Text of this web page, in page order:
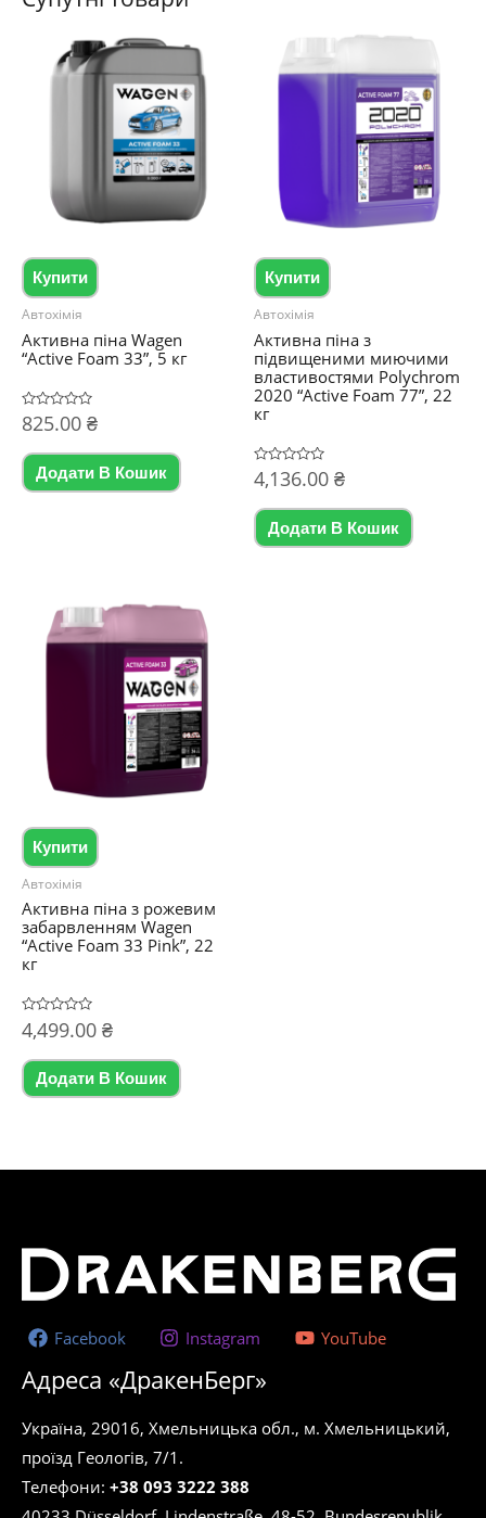
Купити
Автохімія
Активна піна Wagen
“Active Foam 33”, 5 кг
Оцінено
в
з
825.00 ₴
Додати В Кошик
Купити
Автохімія
Активна піна з
підвищеними миючими
властивостями Polychrom
2020 “Active Foam 77”, 22
кг
Оцінено
в
з
4,136.00 ₴
Додати В Кошик
Купити
Автохімія
Активна піна з рожевим
забарвленням Wagen
“Active Foam 33 Pink”, 22
кг
Оцінено
в
з
4,499.00 ₴
Додати В Кошик
Facebook Instagram YouTube
Адреса «ДракенБерг»
Україна, 29016, Хмельницька обл., м. Хмельницький,
проїзд Геологів, 7/1.
Телефони: +38 093 3222 388